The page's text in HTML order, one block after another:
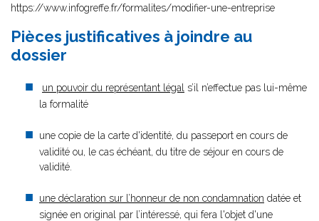
https://www.infogreffe.fr/formalites/modifier-une-entreprise
Pièces justificatives à joindre au
dossier
un pouvoir du représentant légal s’il n’effectue pas lui-même
la formalité
une copie de la carte d'identité, du passeport en cours de
validité ou, le cas échéant, du titre de séjour en cours de
validité.
une déclaration sur l’honneur de non condamnation datée et
signée en original par l’intéressé, qui fera l'objet d'une